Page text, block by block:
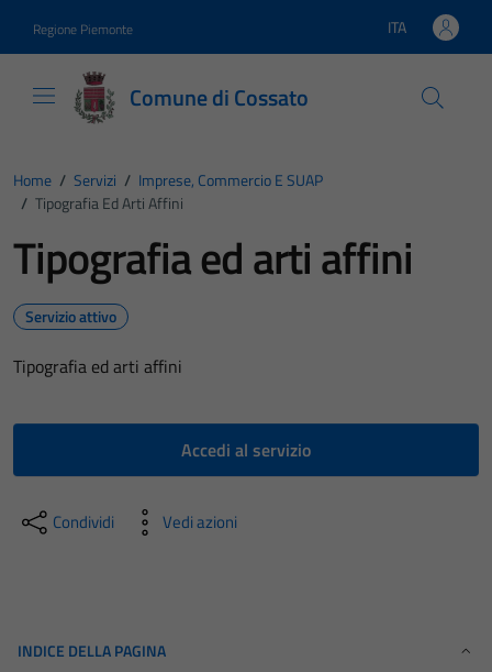
Regione Piemonte Lingua attiva:
ITA
Comune di Cossato
Home / Servizi / Imprese, Commercio E SUAP
/ Tipografia Ed Arti Affini
Tipografia ed arti affini
Servizio attivo
Tipografia ed arti affini
Accedi al servizio
Condividi Vedi azioni
INDICE DELLA PAGINA